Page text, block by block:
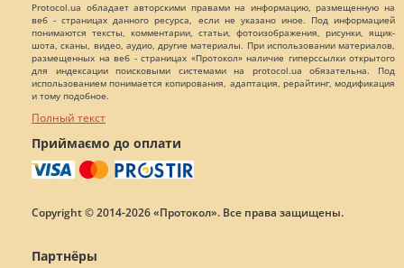
Protocol.ua обладает авторскими правами на информацию, размещенную на
веб - страницах данного ресурса, если не указано иное. Под информацией
понимаются тексты, комментарии, статьи, фотоизображения, рисунки, ящик-
шота, сканы, видео, аудио, другие материалы. При использовании материалов,
размещенных на веб - страницах «Протокол» наличие гиперссылки открытого
для индексации поисковыми системами на protocol.ua обязательна. Под
использованием понимается копирования, адаптация, рерайтинг, модификация
и тому подобное.
Полный текст
Приймаємо до оплати
Copyright © 2014-2026 «Протокол». Все права защищены.
Партнёры